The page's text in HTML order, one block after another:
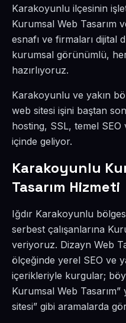
Karakoyunlu ilçesinin
Kurumsal Web Tasarım
esnafı ve firmaları dijital
kurumsal görünümlü,
hazırlıyoruz.
Karakoyunlu ve yakın
web sitesi işini baştan
hosting, SSL, temel SEO
içinde geliyor.
Karakoyunlu
Tasarım Hizmeti
Iğdır Karakoyunlu
serbest çalışanlarına
veriyoruz. Dizayn Web
ölçeğinde yerel SEO ve
içerikleriyle kurgular;
Kurumsal Web
sitesi” gibi aramalarda